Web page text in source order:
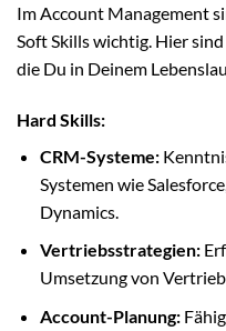
Im Account Management
Soft Skills wichtig. Hier
die Du in Deinem
Hard Skills:
CRM-Systeme:
Systemen wie
Dynamics.
Vertriebsstrategien:
Umsetzung von
Account-Planung: